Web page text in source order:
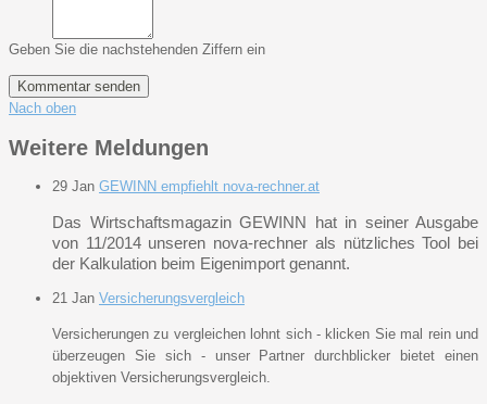
Geben Sie die nachstehenden Ziffern ein
Nach oben
Weitere Meldungen
29 Jan GEWINN empfiehlt nova-rechner.at
Das Wirtschaftsmagazin GEWINN hat in seiner Ausgabe
von 11/2014 unseren nova-rechner als nützliches Tool bei
der Kalkulation beim Eigenimport genannt.
21 Jan Versicherungsvergleich
Versicherungen zu vergleichen lohnt sich - klicken Sie mal rein und
überzeugen Sie sich - unser Partner durchblicker bietet einen
objektiven Versicherungsvergleich.